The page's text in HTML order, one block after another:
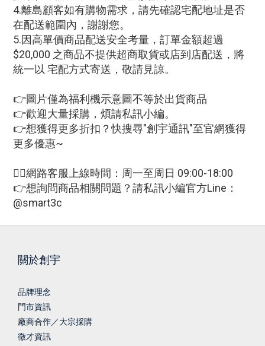
4.離島顧客如有購物需求，請先確認宅配地址是否
在配送範圍內，謝謝您。
5.因高單價商品配送安全考量，訂單金額超過
$20,000 之商品不提供超商取貨或店到店配送，將
統一以 宅配方式寄送，敬請見諒。
👉圖片僅為福利機示意圖不等於出貨商品
👉歡迎大量採購，煩請私訊小編。
👉想獲得更多折扣？快搜尋"創宇通訊"至官網獲得
更多優惠~
🙋‍♀網路客服上線時間：周一至周日 09:00-18:00
👉想詢問商品相關問題？請私訊小編官方Line：
@smart3c
關於創宇
品牌理念
門市資訊
廠商合作／大宗採購
徵才資訊